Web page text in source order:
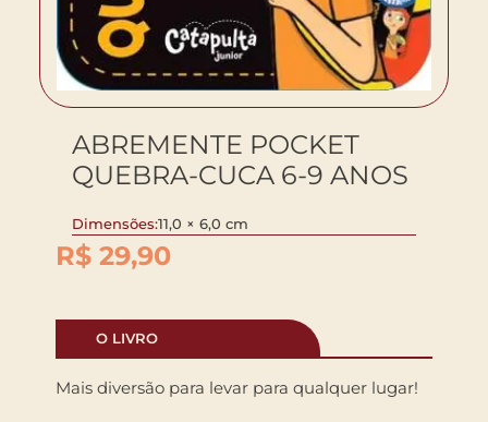
ABREMENTE POCKET
QUEBRA-CUCA 6-9 ANOS
Dimensões:11,0 × 6,0 cm
R$ 29,90
O LIVRO
Mais diversão para levar para qualquer lugar!